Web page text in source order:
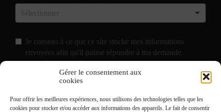
Gérer le consentement aux
cookies
Pour offrir les meilleures expériences, nous utilisons des technologies telles que les
cookies pour stocker et/ou accéder aux informations des appareils. Le fait de consentir
Je consens à ce que ce site stocke mes informations
envoyées afin qu'il puisse répondre à ma demande.
J'accepte de recevoir vos e-mails et confirme avoir pris
Mentions Légales.